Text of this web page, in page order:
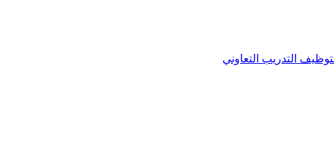
التدريب التعاوني